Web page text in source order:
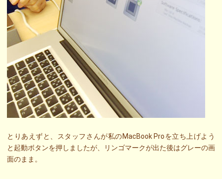
とりあえずと、スタッフさんが私のMacBook Proを立ち上げよう
と起動ボタンを押しましたが、リンゴマークが出た後はグレーの画
面のまま。